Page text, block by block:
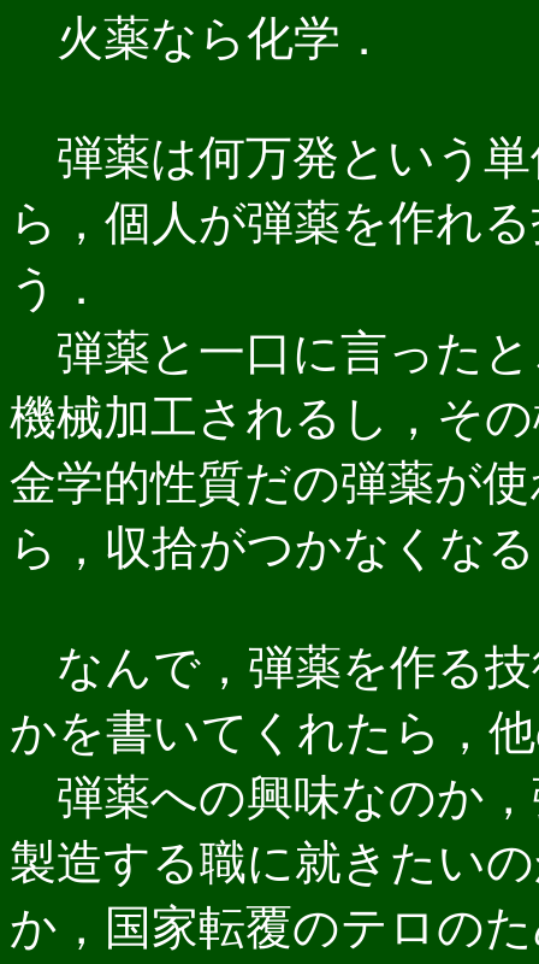
火薬なら化学．
弾薬は何万発という
ら，個人が弾薬を作れ
う．
弾薬と一口に言った
機械加工されるし，そ
金学的性質だの弾薬が
ら，収拾がつかなくな
なんで，弾薬を作る
かを書いてくれたら，
弾薬への興味なのか
製造する職に就きたい
か，国家転覆のテロの